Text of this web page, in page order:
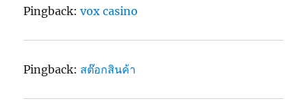
Pingback:vox casino
Pingback: สต๊อกสินค้า